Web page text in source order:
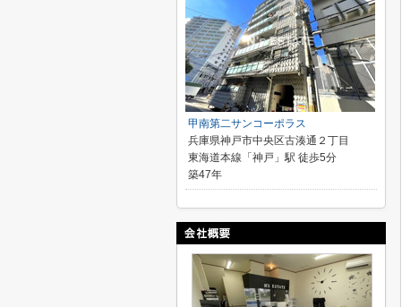
甲南第二サンコーポラス
兵庫県神戸市中央区古湊通２丁目
東海道本線「神戸」駅 徒歩5分
築47年